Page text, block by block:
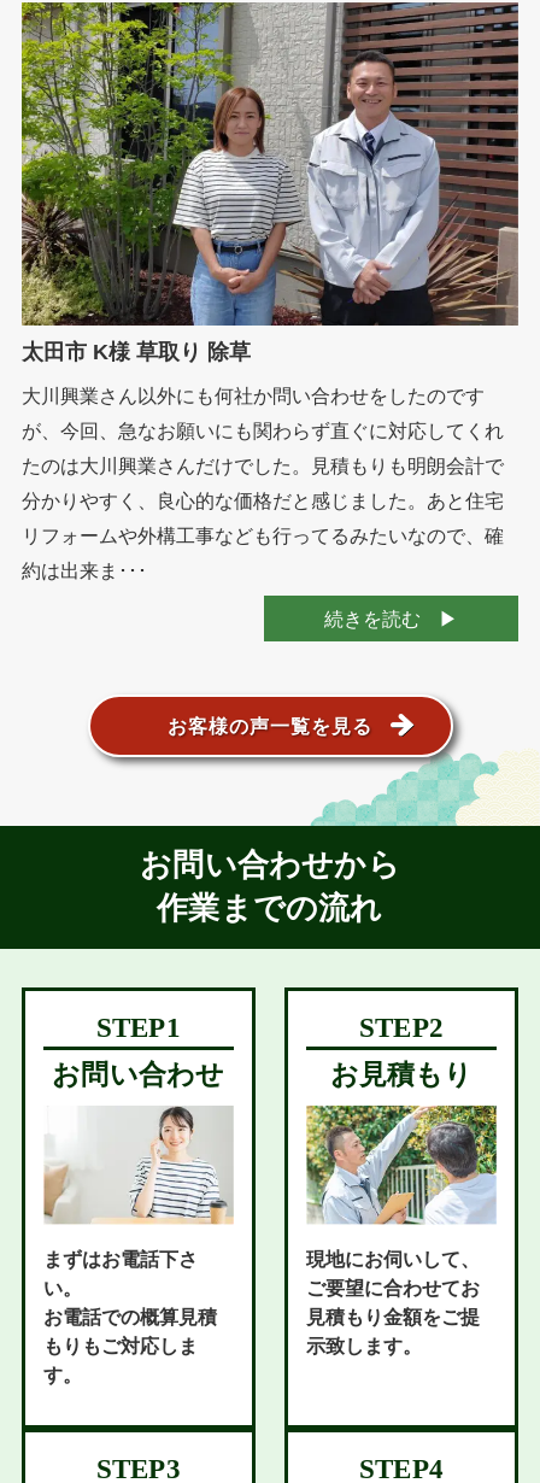
太田市 K様 草取り 除草
大川興業さん以外にも何社か問い合わせをしたのです
が、今回、急なお願いにも関わらず直ぐに対応してくれ
たのは大川興業さんだけでした。見積もりも明朗会計で
分かりやすく、良心的な価格だと感じました。あと住宅
リフォームや外構工事なども行ってるみたいなので、確
約は出来ま･･･
続きを読む
お客様の声一覧を見る
お問い合わせから
作業までの流れ
お問い合わせ
まずはお電話下さ
い。
お電話での概算見積
もりもご対応しま
す。
お見積もり
現地にお伺いして、
ご要望に合わせてお
見積もり金額をご提
示致します。